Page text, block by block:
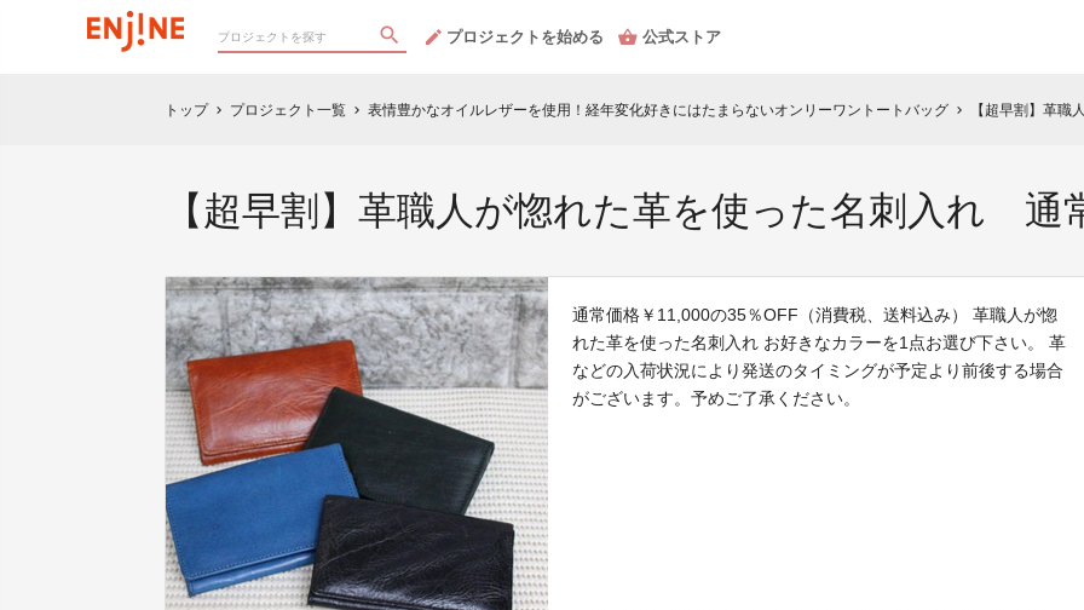
プロジェクトを始める 公式ストア
トップ chevron_right プロジェクト一覧 chevron_right 表情豊かなオイルレザーを使用！経年変化好きにはたまらないオンリーワントートバッグ chevron_right 【超早割】革
【超早割】革職人が惚れた革を使った名刺入れ 通
通常価格￥11,000の35％OFF（消費税、送料込み） 革職人が惚
れた革を使った名刺入れ お好きなカラーを1点お選び下さい。 革
などの入荷状況により発送のタイミングが予定より前後する場合
がございます。予めご了承ください。